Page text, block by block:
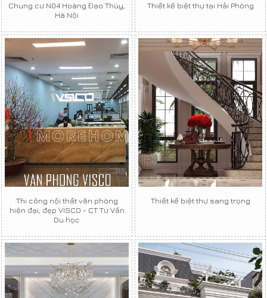
Chung cư N04 Hoàng Đạo Thúy,
Hà Nội
Thiết kế biệt thự tại Hải Phòng
Thi công nội thất văn phòng
hiện đại, đẹp VISCO - CT Tư Vấn
Du học
Thiết kế biệt thự sang trọng